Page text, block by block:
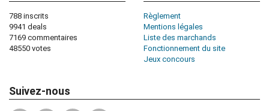
788 inscrits
9941 deals
7169 commentaires
48550 votes
Règlement
Mentions légales
Liste des marchands
Fonctionnement du site
Jeux concours
Suivez-nous